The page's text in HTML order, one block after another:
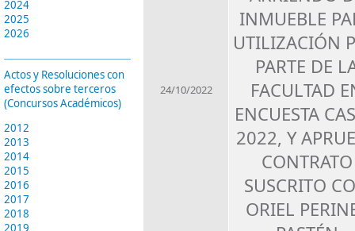
2024
2025
2026
Actos y Resoluciones con
efectos sobre terceros
(Concursos Académicos)
2012
2013
2014
2015
2016
2017
2018
2019
24/10/2022
INMUEBLE
UTILIZACIÓN
PARTE DE
FACULTAD
ENCUESTA
2022, Y
CONTRATO
SUSCRITO
ORIEL